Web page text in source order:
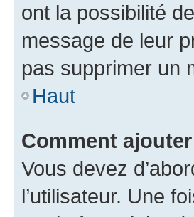
ont la possibilité
message de leur
pas supprimer un
Haut
Comment
Vous devez
l’utilisateur. Une